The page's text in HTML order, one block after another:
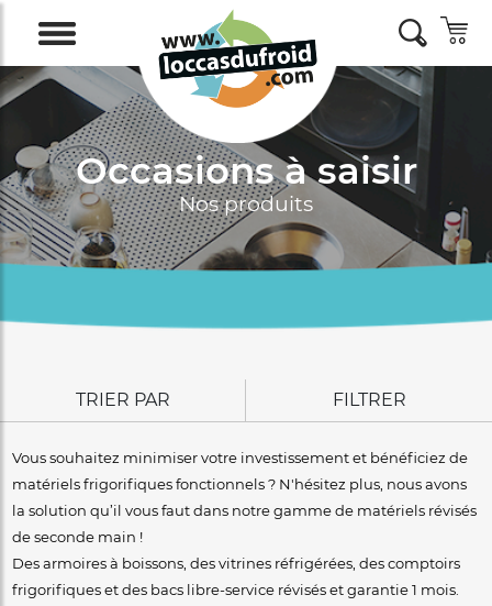
Occasions à saisir
Nos produits
TRIER PAR FILTRER
Vous souhaitez minimiser votre investissement et bénéficiez de
matériels frigorifiques fonctionnels ? N'hésitez plus, nous avons
la solution qu’il vous faut dans notre gamme de matériels révisés
de seconde main !
Des armoires à boissons, des vitrines réfrigérées, des comptoirs
frigorifiques et des bacs libre-service révisés et garantie 1 mois.